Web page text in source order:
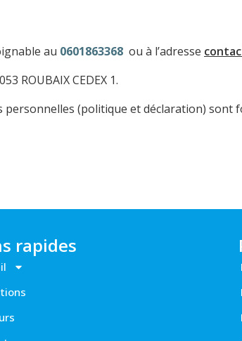
au 0601863368 ou à l’adresse
ROUBAIX CEDEX 1.
(politique et déclaration) sont
rapides